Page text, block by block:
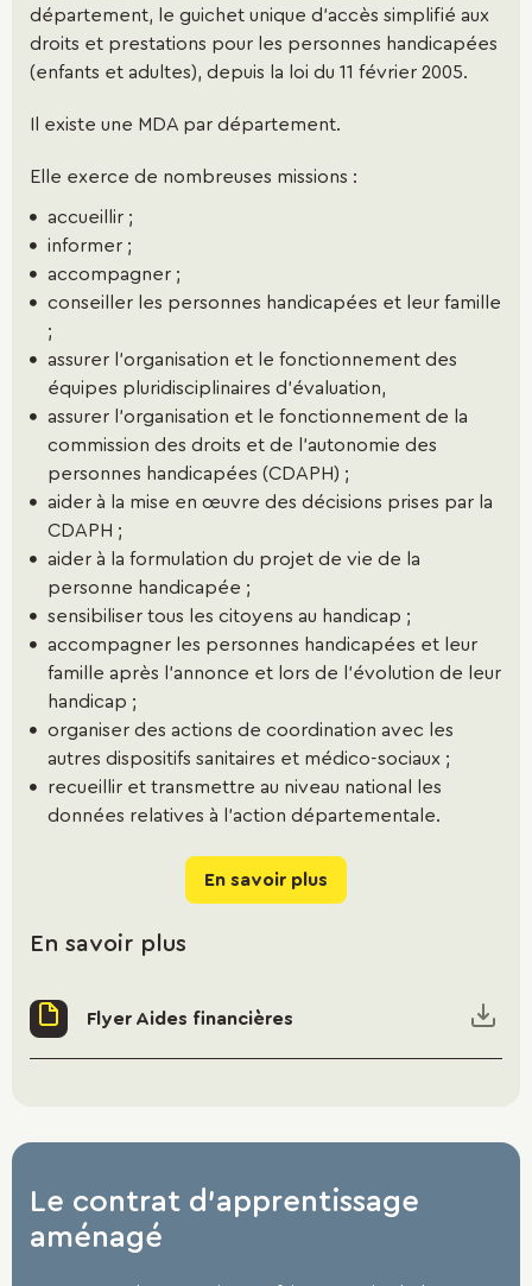
département,
le guichet unique d’accès simplifié aux
droits et prestations pour les personnes handicapées
(enfants et adultes), depuis la loi du 11 février 2005.
Il existe une MDA par département.
Elle exerce de nombreuses missions :
accueillir ;
informer ;
accompagner ;
conseiller les personnes handicapées et leur famille
;
assurer l’organisation et le fonctionnement des
équipes pluridisciplinaires d’évaluation,
assurer l’organisation et le fonctionnement de la
commission des droits et de l’autonomie des
personnes handicapées (CDAPH) ;
aider à la mise en œuvre des décisions prises par la
CDAPH ;
aider à la formulation du projet de vie de la
personne handicapée ;
sensibiliser tous les citoyens au handicap ;
accompagner les personnes handicapées et leur
famille après l’annonce et lors de l’évolution de leur
handicap ;
organiser des actions de coordination avec les
autres dispositifs sanitaires et médico-sociaux ;
recueillir et transmettre au niveau national les
données relatives à l’action départementale.
En savoir plus
En savoir plus
Flyer Aides financières
Le contrat d'apprentissage
aménagé